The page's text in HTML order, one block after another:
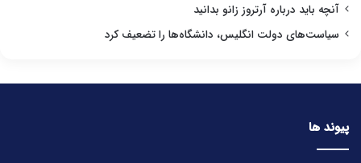
آنچه باید درباره آرتروز زانو بدانید
سیاست‌های دولت انگلیس، دانشگاه‌ها را تضعیف کرد
پیوند ها